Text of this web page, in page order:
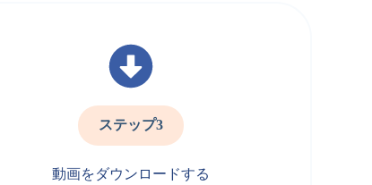
ステップ3
動画をダウンロードする